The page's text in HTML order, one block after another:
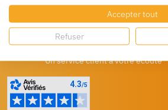
Destockage
Profitez de prix bas toute l’année
Besoin d'aide ?
Un service client à votre écoute
Accepter tout
Refuser